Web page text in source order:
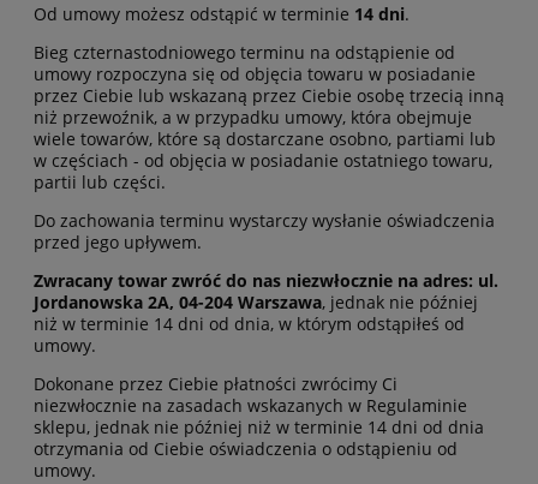
Od umowy możesz odstąpić w terminie 14 dni.
Bieg czternastodniowego terminu na odstąpienie od
umowy rozpoczyna się od objęcia towaru w posiadanie
przez Ciebie lub wskazaną przez Ciebie osobę trzecią inną
niż przewoźnik, a w przypadku umowy, która obejmuje
wiele towarów, które są dostarczane osobno, partiami lub
w częściach - od objęcia w posiadanie ostatniego towaru,
partii lub części.
Do zachowania terminu wystarczy wysłanie oświadczenia
przed jego upływem.
Zwracany towar zwróć do nas niezwłocznie na adres: ul.
Jordanowska 2A, 04-204 Warszawa, jednak nie później
niż w terminie 14 dni od dnia, w którym odstąpiłeś od
umowy.
Dokonane przez Ciebie płatności zwrócimy Ci
niezwłocznie na zasadach wskazanych w Regulaminie
sklepu, jednak nie później niż w terminie 14 dni od dnia
otrzymania od Ciebie oświadczenia o odstąpieniu od
umowy.